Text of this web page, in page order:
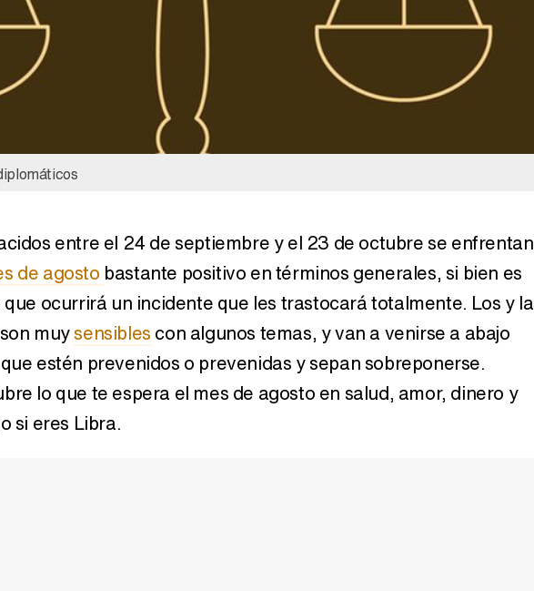
entre el 24 de septiembre y el 23 de octubre se
de agosto bastante positivo en términos generales, si bien es
ocurrirá un incidente que les trastocará totalmente. Los y
muysensibles con algunos temas, y van a venirse a abajo
estén prevenidos o prevenidas y sepan sobreponerse.
lo que te espera el mes de agosto en salud, amor, dinero y
si eres Libra.